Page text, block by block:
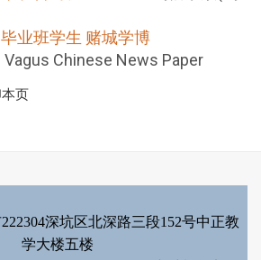
业班学生 赌城学博
Chinese News Paper
页
深坑区北深路三段152号中正教
学大楼五楼